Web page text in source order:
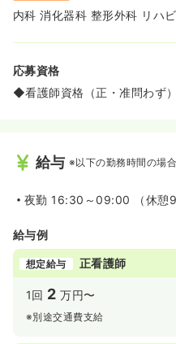
内科 消化器科 整形外科 リハ
応募資格
◆看護師資格（正・准問わず）
給与 ※以下の勤務時間の場合
夜勤 16:30～09:00 （休憩
給与例
想定給与 正看護師
1回 2 万円〜
※別途交通費支給